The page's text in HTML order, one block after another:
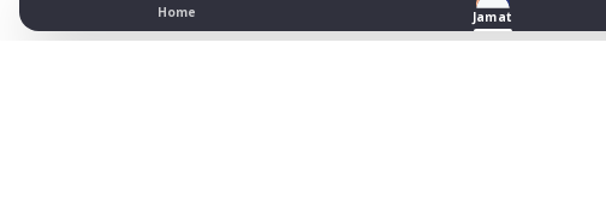
Home Jamat